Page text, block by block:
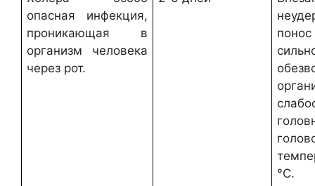
опасная инфекция,
проникающая в
организм человека
через рот.
°С.